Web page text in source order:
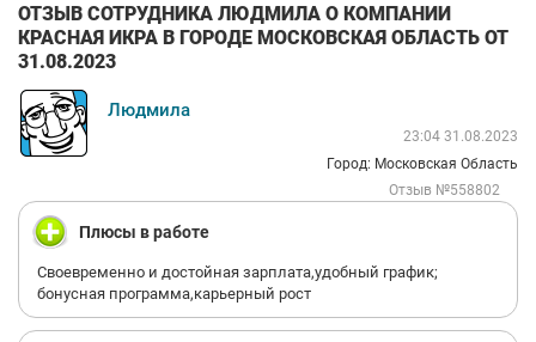
ОТЗЫВ СОТРУДНИКА ЛЮДМИЛА О КОМПАНИИ
КРАСНАЯ ИКРА В ГОРОДЕ МОСКОВСКАЯ ОБЛАСТЬ ОТ
31.08.2023
Людмила
23:04 31.08.2023
Город: Московская Область
Отзыв №558802
Плюсы в работе
Своевременно и достойная зарплата,удобный график;
бонусная программа,карьерный рост